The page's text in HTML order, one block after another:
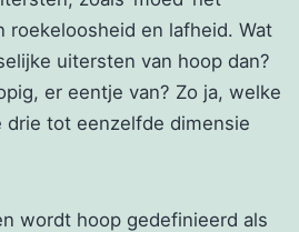
roekeloosheid en lafheid. Wat
uitersten van hoop dan?
er eentje van? Zo ja, welke
drie tot eenzelfde dimensie
wordt hoop gedefinieerd als